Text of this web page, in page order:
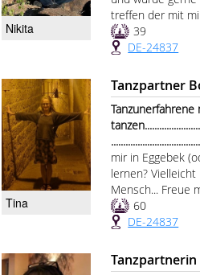
Nikita
treffen der mit
39
DE-24837
Tina
Tanzpartner
Tanzunerfahrene
mir in Eggebek
lernen?
Mensch... Freue
60
DE-24837